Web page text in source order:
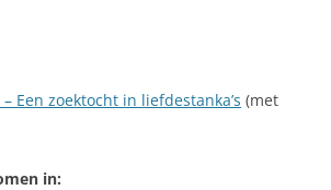
Een zoektocht in liefdestanka’s (met
in: